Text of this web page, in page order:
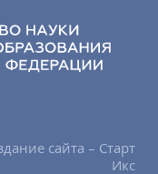
сайта – Старт
Икс